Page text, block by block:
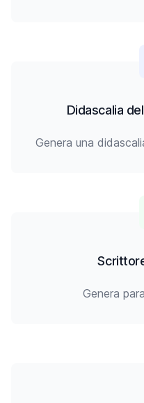
Didascalia
Genera una
Genera